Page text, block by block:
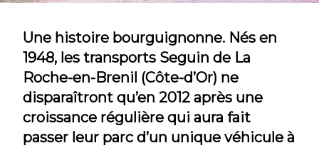
Une histoire bourguignonne. Nés en
1948, les transports Seguin de La
Roche-en-Brenil (Côte-d’Or) ne
disparaîtront qu’en 2012 après une
croissance régulière qui aura fait
passer leur parc d’un unique véhicule à